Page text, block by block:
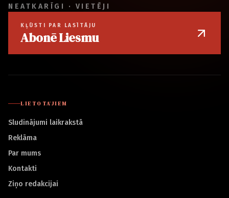
NEATKARĪGI · VIETĒJI
KĻŪSTI PAR LASĪTĀJU
Abonē Liesmu
LIETOTĀJIEM
Sludinājumi laikrakstā
Reklāma
Par mums
Kontakti
Ziņo redakcijai